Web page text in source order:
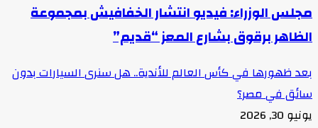
مجلس الوزراء: فيديو انتشار الخفافيش بمجموعة
الظاهر برقوق بشارع المعز “قديم”
بعد ظهورها في كأس العالم للأندية.. هل سنرى السيارات بدون
سائق في مصر؟
يونيو 30, 2026